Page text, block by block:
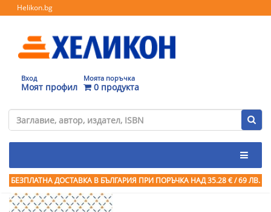
Helikon.bg
Вход
Моят профил
Моята поръчка
0 продукта
БЕЗПЛАТНА ДОСТАВКА В БЪЛГАРИЯ ПРИ ПОРЪЧКА НАД 35.28 € / 69 ЛВ.